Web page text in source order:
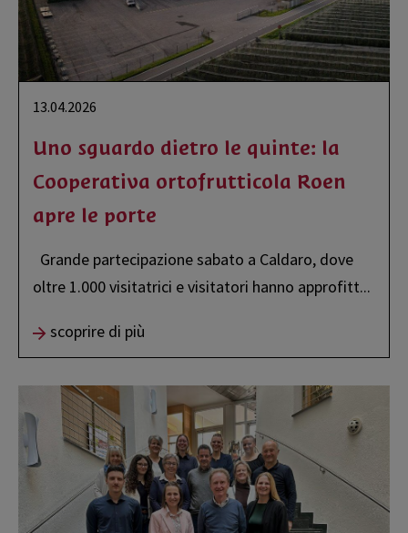
13.04.2026
Uno sguardo dietro le quinte: la
Cooperativa ortofrutticola Roen
apre le porte
Grande partecipazione sabato a Caldaro, dove
oltre 1.000 visitatrici e visitatori hanno approfitt...
scoprire di più